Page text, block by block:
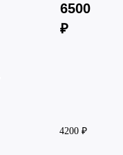
6500
₽
4200 ₽